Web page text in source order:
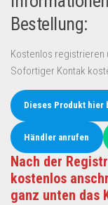
Bestellung:
Kostenlos registrieren
Sofortiger Kontak
Dieses Produkt hier
Händler anrufen
Nach der
kostenlos
ganz unten das